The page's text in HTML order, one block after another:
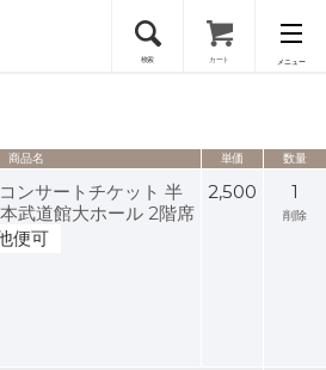
検索 カート メニュー
商品名 単価 数量
ンサートチケット 半
武道館大ホール 2階席
便可
2,500 1
削除